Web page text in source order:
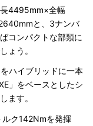
4495mm×全幅
と、3ナンバ
コンパクトな部類に
ょう。
ハイブリッドに一本
」をベースとしたシ
ます。
ク142Nmを発揮